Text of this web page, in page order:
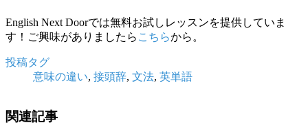
English Next Doorでは無料お試しレッスンを提供していま
す！ご興味がありましたら こちらから。
投稿タグ
意味の違い, 接頭辞, 文法, 英単語
関連記事